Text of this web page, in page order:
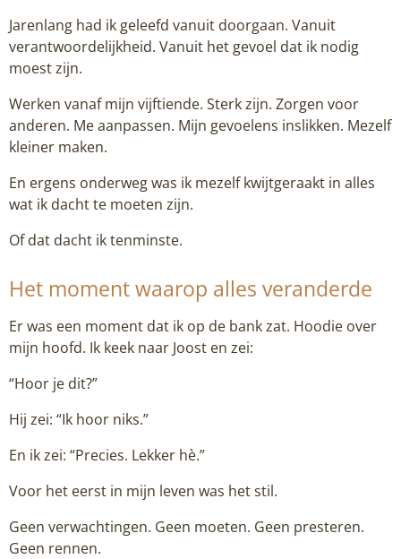
Jarenlang had ik geleefd vanuit doorgaan. Vanuit
verantwoordelijkheid. Vanuit het gevoel dat ik nodig
moest zijn.
Werken vanaf mijn vijftiende. Sterk zijn. Zorgen voor
anderen. Me aanpassen. Mijn gevoelens inslikken. Mezelf
kleiner maken.
En ergens onderweg was ik mezelf kwijtgeraakt in alles
wat ik dacht te moeten zijn.
Of dat dacht ik tenminste.
Het moment waarop alles veranderde
Er was een moment dat ik op de bank zat. Hoodie over
mijn hoofd. Ik keek naar Joost en zei:
“Hoor je dit?”
Hij zei: “Ik hoor niks.”
En ik zei: “Precies. Lekker hè.”
Voor het eerst in mijn leven was het stil.
Geen verwachtingen. Geen moeten. Geen presteren.
Geen rennen.